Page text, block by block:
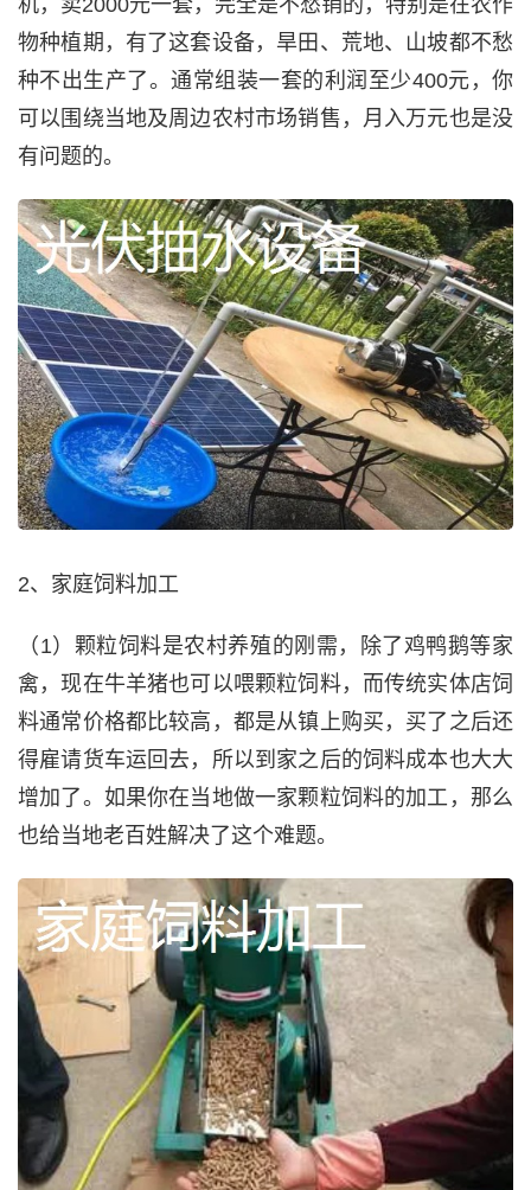
机，卖2000元一套，完全是不愁销的，特别是在农作
物种植期，有了这套设备，旱田、荒地、山坡都不愁
种不出生产了。通常组装一套的利润至少400元，你
可以围绕当地及周边农村市场销售，月入万元也是没
有问题的。
2、家庭饲料加工
（1）颗粒饲料是农村养殖的刚需，除了鸡鸭鹅等家
禽，现在牛羊猪也可以喂颗粒饲料，而传统实体店饲
料通常价格都比较高，都是从镇上购买，买了之后还
得雇请货车运回去，所以到家之后的饲料成本也大大
增加了。如果你在当地做一家颗粒饲料的加工，那么
也给当地老百姓解决了这个难题。